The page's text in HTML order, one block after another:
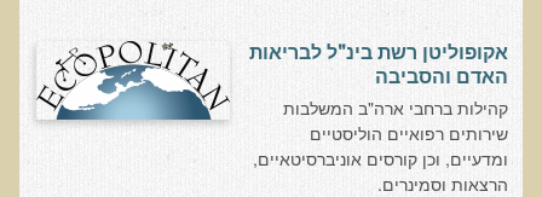
פאנל קרדיו-ווסקולרי - לבריאות מערכת כלי הדם והלב
בדיקת שיער לאיתור מחסור במינרלים
בדיקות לאבחון מחסורים וסיכונים
בדיקת צואה לאיתור מוקדם של סרטן המעי הגס M2PK
אקופוליטן רשת בינ"ל לבריאות
האדם והסביבה
קהילות ברחבי ארה"ב המשלבות
שירותים רפואיים הוליסטיים
ומדעיים, וכן קורסים אוניברסיטאיים,
הרצאות וסמינרים.